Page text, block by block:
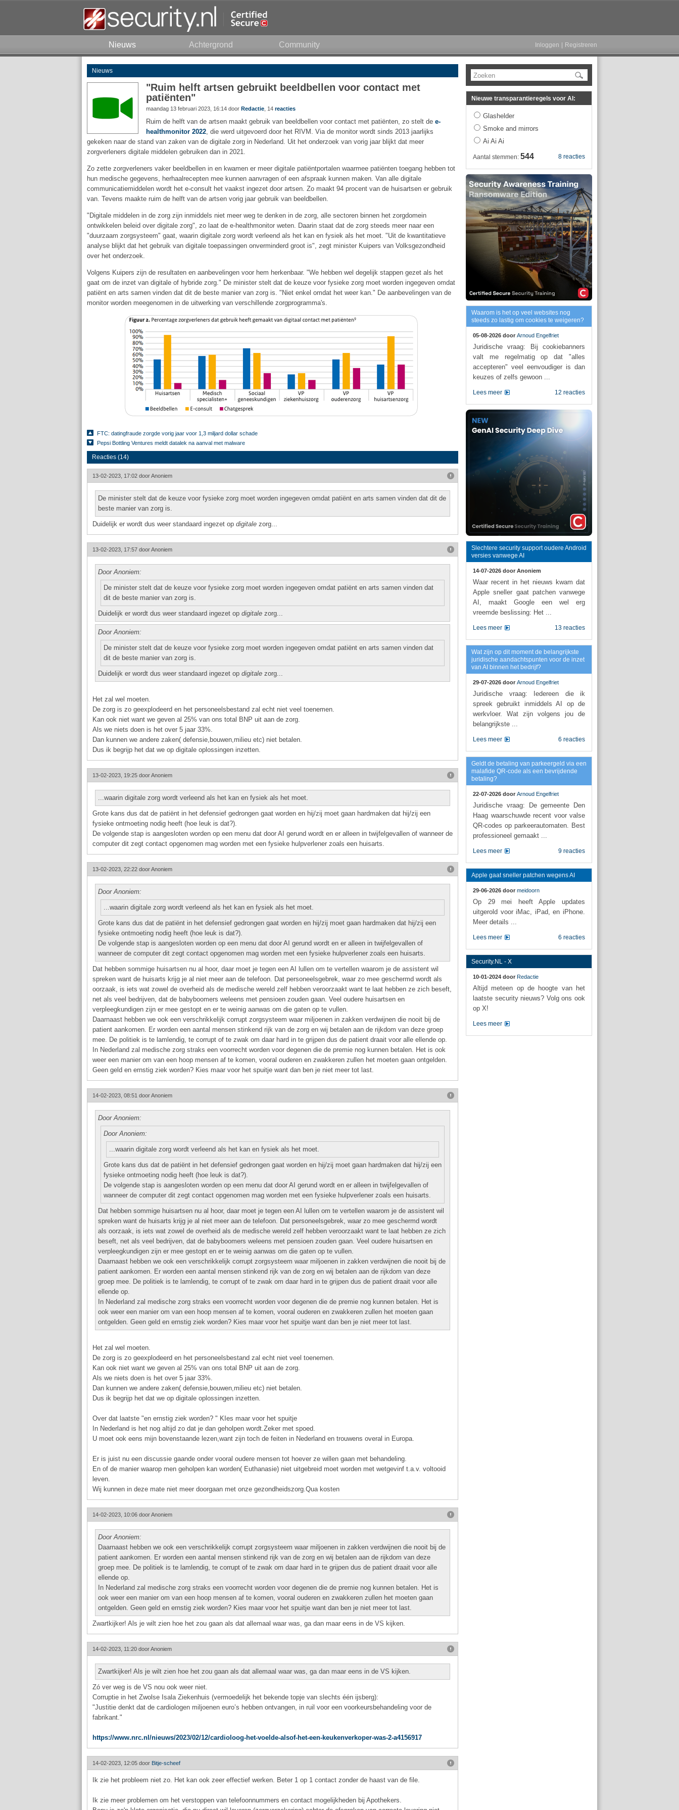
Nieuws Achtergrond Community Inloggen Registreren
Nieuws
"Ruim helft artsen gebruikt beeldbellen voor contact met
patiënten"
maandag 13 februari 2023, 16:14 door Redactie , 14 reacties
Ruim de helft van de artsen maakt gebruik van beeldbellen voor contact met patiënten, zo stelt de e-
healthmonitor 2022, die werd uitgevoerd door het RIVM. Via de monitor wordt sinds 2013 jaarlijks
gekeken naar de stand van zaken van de digitale zorg in Nederland. Uit het onderzoek van vorig jaar blijkt dat meer
zorgverleners digitale middelen gebruiken dan in 2021.
Zo zette zorgverleners vaker beeldbellen in en kwamen er meer digitale patiëntportalen waarmee patiënten toegang hebben tot
hun medische gegevens, herhaalrecepten mee kunnen aanvragen of een afspraak kunnen maken. Van alle digitale
communicatiemiddelen wordt het e-consult het vaakst ingezet door artsen. Zo maakt 94 procent van de huisartsen er gebruik
van. Tevens maakte ruim de helft van de artsen vorig jaar gebruik van beeldbellen.
"Digitale middelen in de zorg zijn inmiddels niet meer weg te denken in de zorg, alle sectoren binnen het zorgdomein
ontwikkelen beleid over digitale zorg", zo laat de e-healthmonitor weten. Daarin staat dat de zorg steeds meer naar een
"duurzaam zorgsysteem" gaat, waarin digitale zorg wordt verleend als het kan en fysiek als het moet. "Uit de kwantitatieve
analyse blijkt dat het gebruik van digitale toepassingen onverminderd groot is", zegt minister Kuipers van Volksgezondheid
over het onderzoek.
Volgens Kuipers zijn de resultaten en aanbevelingen voor hem herkenbaar. "We hebben wel degelijk stappen gezet als het
gaat om de inzet van digitale of hybride zorg." De minister stelt dat de keuze voor fysieke zorg moet worden ingegeven omdat
patiënt en arts samen vinden dat dit de beste manier van zorg is. "Niet enkel omdat het weer kan." De aanbevelingen van de
monitor worden meegenomen in de uitwerking van verschillende zorgprogramma's.
FTC: datingfraude zorgde vorig jaar voor 1,3 miljard dollar schade
Pepsi Bottling Ventures meldt datalek na aanval met malware
Reacties (14)
13-02-2023, 17:02 doorAnoniem
De minister stelt dat de keuze voor fysieke zorg moet worden ingegeven omdat patiënt en arts samen vinden dat dit de
beste manier van zorg is.
Duidelijk er wordt dus weer standaard ingezet op digitale zorg...
13-02-2023, 17:57 doorAnoniem
Door Anoniem:
De minister stelt dat de keuze voor fysieke zorg moet worden ingegeven omdat patiënt en arts samen vinden dat
dit de beste manier van zorg is.
Duidelijk er wordt dus weer standaard ingezet op digitale zorg...
Door Anoniem:
De minister stelt dat de keuze voor fysieke zorg moet worden ingegeven omdat patiënt en arts samen vinden dat
dit de beste manier van zorg is.
Duidelijk er wordt dus weer standaard ingezet op digitale zorg...
Het zal wel moeten.
De zorg is zo geexplodeerd en het personeelsbestand zal echt niet veel toenemen.
Kan ook niet want we geven al 25% van ons total BNP uit aan de zorg.
Als we niets doen is het over 5 jaar 33%.
Dan kunnen we andere zaken( defensie,bouwen,milieu etc) niet betalen.
Dus ik begrijp het dat we op digitale oplossingen inzetten.
13-02-2023, 19:25 doorAnoniem
...waarin digitale zorg wordt verleend als het kan en fysiek als het moet.
Grote kans dus dat de patiënt in het defensief gedrongen gaat worden en hij/zij moet gaan hardmaken dat hij/zij een
fysieke ontmoeting nodig heeft (hoe leuk is dat?).
De volgende stap is aangesloten worden op een menu dat door AI gerund wordt en er alleen in twijfelgevallen of wanneer de
computer dit zegt contact opgenomen mag worden met een fysieke hulpverlener zoals een huisarts.
13-02-2023, 22:22 doorAnoniem
Door Anoniem:
...waarin digitale zorg wordt verleend als het kan en fysiek als het moet.
Grote kans dus dat de patiënt in het defensief gedrongen gaat worden en hij/zij moet gaan hardmaken dat hij/zij een
fysieke ontmoeting nodig heeft (hoe leuk is dat?).
De volgende stap is aangesloten worden op een menu dat door AI gerund wordt en er alleen in twijfelgevallen of
wanneer de computer dit zegt contact opgenomen mag worden met een fysieke hulpverlener zoals een huisarts.
Dat hebben sommige huisartsen nu al hoor, daar moet je tegen een AI lullen om te vertellen waarom je de assistent wil
spreken want de huisarts krijg je al niet meer aan de telefoon. Dat personeelsgebrek, waar zo mee geschermd wordt als
oorzaak, is iets wat zowel de overheid als de medische wereld zelf hebben veroorzaakt want te laat hebben ze zich beseft,
net als veel bedrijven, dat de babyboomers weleens met pensioen zouden gaan. Veel oudere huisartsen en
verpleegkundigen zijn er mee gestopt en er te weinig aanwas om die gaten op te vullen.
Daarnaast hebben we ook een verschrikkelijk corrupt zorgsysteem waar miljoenen in zakken verdwijnen die nooit bij de
patient aankomen. Er worden een aantal mensen stinkend rijk van de zorg en wij betalen aan de rijkdom van deze groep
mee. De politiek is te lamlendig, te corrupt of te zwak om daar hard in te grijpen dus de patient draait voor alle ellende op.
In Nederland zal medische zorg straks een voorrecht worden voor degenen die de premie nog kunnen betalen. Het is ook
weer een manier om van een hoop mensen af te komen, vooral ouderen en zwakkeren zullen het moeten gaan ontgelden.
Geen geld en ernstig ziek worden? Kies maar voor het spuitje want dan ben je niet meer tot last.
14-02-2023, 08:51 doorAnoniem
Door Anoniem:
Door Anoniem:
...waarin digitale zorg wordt verleend als het kan en fysiek als het moet.
Grote kans dus dat de patiënt in het defensief gedrongen gaat worden en hij/zij moet gaan hardmaken dat hij/zij een
fysieke ontmoeting nodig heeft (hoe leuk is dat?).
De volgende stap is aangesloten worden op een menu dat door AI gerund wordt en er alleen in twijfelgevallen of
wanneer de computer dit zegt contact opgenomen mag worden met een fysieke hulpverlener zoals een huisarts.
Dat hebben sommige huisartsen nu al hoor, daar moet je tegen een AI lullen om te vertellen waarom je de assistent wil
spreken want de huisarts krijg je al niet meer aan de telefoon. Dat personeelsgebrek, waar zo mee geschermd wordt
als oorzaak, is iets wat zowel de overheid als de medische wereld zelf hebben veroorzaakt want te laat hebben ze zich
beseft, net als veel bedrijven, dat de babyboomers weleens met pensioen zouden gaan. Veel oudere huisartsen en
verpleegkundigen zijn er mee gestopt en er te weinig aanwas om die gaten op te vullen.
Daarnaast hebben we ook een verschrikkelijk corrupt zorgsysteem waar miljoenen in zakken verdwijnen die nooit bij de
patient aankomen. Er worden een aantal mensen stinkend rijk van de zorg en wij betalen aan de rijkdom van deze
groep mee. De politiek is te lamlendig, te corrupt of te zwak om daar hard in te grijpen dus de patient draait voor alle
ellende op.
In Nederland zal medische zorg straks een voorrecht worden voor degenen die de premie nog kunnen betalen. Het is
ook weer een manier om van een hoop mensen af te komen, vooral ouderen en zwakkeren zullen het moeten gaan
ontgelden. Geen geld en ernstig ziek worden? Kies maar voor het spuitje want dan ben je niet meer tot last.
Het zal wel moeten.
De zorg is zo geexplodeerd en het personeelsbestand zal echt niet veel toenemen.
Kan ook niet want we geven al 25% van ons total BNP uit aan de zorg.
Als we niets doen is het over 5 jaar 33%.
Dan kunnen we andere zaken( defensie,bouwen,milieu etc) niet betalen.
Dus ik begrijp het dat we op digitale oplossingen inzetten.
Over dat laatste "en ernstig ziek worden? " KIes maar voor het spuitje
In Nederland is het nog altijd zo dat je dan geholpen wordt.Zeker met spoed.
U moet ook eens mijn bovenstaande lezen,want zijn toch de feiten in Nederland en trouwens overal in Europa.
Er is juist nu een discussie gaande onder vooral oudere mensen tot hoever ze willen gaan met behandeling.
En of de manier waarop men geholpen kan worden( Euthanasie) niet uitgebreid moet worden met wetgevinf t.a.v. voltooid
leven.
Wij kunnen in deze mate niet meer doorgaan met onze gezondheidszorg.Qua kosten
14-02-2023, 10:06 doorAnoniem
Door Anoniem:
Daarnaast hebben we ook een verschrikkelijk corrupt zorgsysteem waar miljoenen in zakken verdwijnen die nooit bij de
patient aankomen. Er worden een aantal mensen stinkend rijk van de zorg en wij betalen aan de rijkdom van deze
groep mee. De politiek is te lamlendig, te corrupt of te zwak om daar hard in te grijpen dus de patient draait voor alle
ellende op.
In Nederland zal medische zorg straks een voorrecht worden voor degenen die de premie nog kunnen betalen. Het is
ook weer een manier om van een hoop mensen af te komen, vooral ouderen en zwakkeren zullen het moeten gaan
ontgelden. Geen geld en ernstig ziek worden? Kies maar voor het spuitje want dan ben je niet meer tot last.
Zwartkijker! Als je wilt zien hoe het zou gaan als dat allemaal waar was, ga dan maar eens in de VS kijken.
14-02-2023, 11:20 doorAnoniem
Zwartkijker! Als je wilt zien hoe het zou gaan als dat allemaal waar was, ga dan maar eens in de VS kijken.
Zó ver weg is de VS nou ook weer niet.
Corruptie in het Zwolse Isala Ziekenhuis (vermoedelijk het bekende topje van slechts één ijsberg):
"Justitie denkt dat de cardiologen miljoenen euro’s hebben ontvangen, in ruil voor een voorkeursbehandeling voor de
fabrikant."
https://www.nrc.nl/nieuws/2023/02/12/cardioloog-het-voelde-alsof-het-een-keukenverkoper-was-2-a4156917
14-02-2023, 12:05 door Bitje-scheef
Ik zie het probleem niet zo. Het kan ook zeer effectief werken. Beter 1 op 1 contact zonder de haast van de file.
Ik zie meer problemen om het verstoppen van telefoonnummers en contact mogelijkheden bij Apothekers.
Zoeken
Nieuwe transparantieregels voor AI:
Glashelder
Smoke and mirrors
Ai Ai Ai
8 reacties
Aantal stemmen: 544
Waarom is het op veel websites nog
steeds zo lastig om cookies te weigeren?
05-08-2026 door Arnoud Engelfriet
Juridische vraag: Bij cookiebanners
valt me regelmatig op dat "alles
accepteren" veel eenvoudiger is dan
keuzes of zelfs gewoon ...
12 reacties
Lees meer
Slechtere security support oudere Android
versies vanwege AI
14-07-2026 door Anoniem
Waar recent in het nieuws kwam dat
Apple sneller gaat patchen vanwege
AI, maakt Google een wel erg
vreemde beslissing: Het ...
13 reacties
Lees meer
Wat zijn op dit moment de belangrijkste
juridische aandachtspunten voor de inzet
van AI binnen het bedrijf?
29-07-2026 door Arnoud Engelfriet
Juridische vraag: Iedereen die ik
spreek gebruikt inmiddels AI op de
werkvloer. Wat zijn volgens jou de
belangrijkste ...
6 reacties
Lees meer
Geldt de betaling van parkeergeld via een
malafide QR-code als een bevrijdende
betaling?
22-07-2026 door Arnoud Engelfriet
Juridische vraag: De gemeente Den
Haag waarschuwde recent voor valse
QR-codes op parkeerautomaten. Best
professioneel gemaakt ...
9 reacties
Lees meer
Apple gaat sneller patchen wegens AI
29-06-2026 door meidoorn
Op 29 mei heeft Apple updates
uitgerold voor iMac, iPad, en iPhone.
Meer details ...
6 reacties
Lees meer
Security.NL - X
10-01-2024 door Redactie
Altijd meteen op de hoogte van het
laatste security nieuws? Volg ons ook
op X!
Lees meer